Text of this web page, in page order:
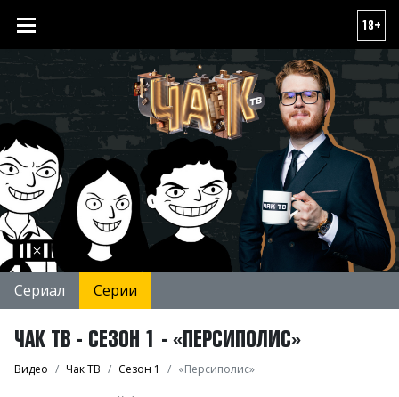
18+
Сериал Серии
ЧАК ТВ - СЕЗОН 1 - «ПЕРСИПОЛИС»
Видео Чак ТВ Сезон 1 «Персиполис»